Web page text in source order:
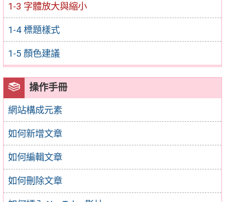
1-3 字體放大與縮小
1-4 標題樣式
1-5 顏色建議
操作手冊
網站構成元素
如何新增文章
如何編輯文章
如何刪除文章